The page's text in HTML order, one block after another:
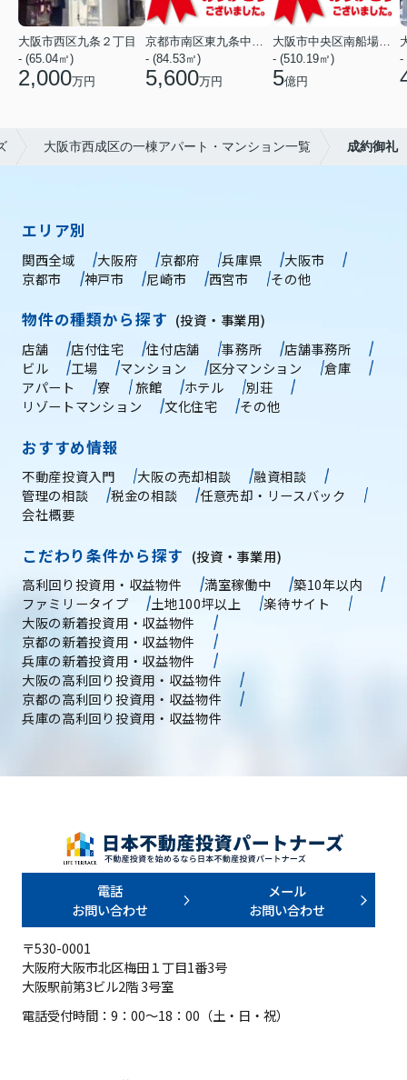
大阪市西区九条２丁目
- (65.04㎡)
2,000万円
- (84.53㎡)
5,600万円
- (510.19㎡)
5億円
-
大阪市西成区の一棟アパート・マンション一覧 成約御礼
エリア別
関西全域 大阪府 京都府 兵庫県
大阪市
京都市
神戸市 尼崎市 西宮市 その他
物件の種類から探す (投資・事業用)
店舗
店付住宅 住付店舗 事務所
店舗事務所
ビル
工場 マンション 区分マンション
倉庫
アパート
寮 旅館 ホテル
別荘
リゾートマンション
文化住宅 その他
おすすめ情報
不動産投資入門 大阪の売却相談
融資相談
管理の相談
税金の相談
任意売却・リースバック
会社概要
こだわり条件から探す (投資・事業用)
高利回り投資用・収益物件
満室稼働中
築10年以内
ファミリータイプ
土地100坪以上
楽待サイト
大阪の新着投資用・収益物件
京都の新着投資用・収益物件
兵庫の新着投資用・収益物件
大阪の高利回り投資用・収益物件
京都の高利回り投資用・収益物件
兵庫の高利回り投資用・収益物件
電話
お問い合わせ
メール
お問い合わせ
〒530-0001
大阪府大阪市北区梅田１丁目1番3号
大阪駅前第3ビル2階 3号室
電話受付時間：9：00～18：00（土・日・祝）